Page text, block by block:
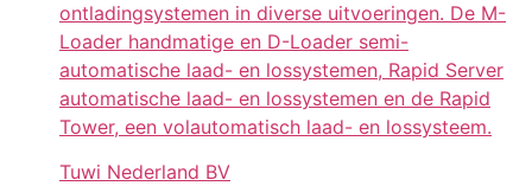
ontladingsystemen in diverse uitvoeringen. De M-
Loader handmatige en D-Loader semi-
automatische laad- en lossystemen, Rapid Server
automatische laad- en lossystemen en de Rapid
Tower, een volautomatisch laad- en lossysteem.
Tuwi Nederland BV